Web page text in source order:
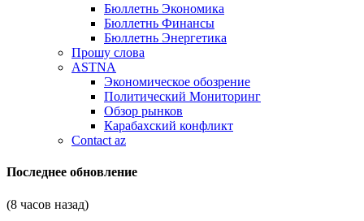
Бюллетнь Экономика
Бюллетнь Финансы
Бюллетнь Энергетика
Прошу слова
ASTNA
Экономическое обозрение
Политический Мониторинг
Обзор рынков
Карабахский конфликт
Contact az
Последнее обновление
(8 часов назад)